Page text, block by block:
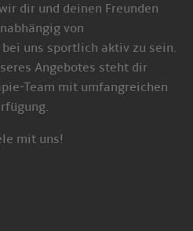
dir und deinen Freunden
von
uns sportlich aktiv zu sein.
Angebotes steht dir
Team mit umfangreichen
mit uns!